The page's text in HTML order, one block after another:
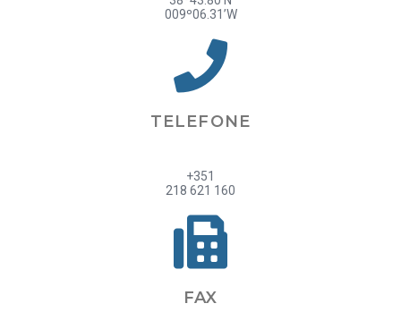
009º06.31’W
TELEFONE
+351
218 621 160
FAX